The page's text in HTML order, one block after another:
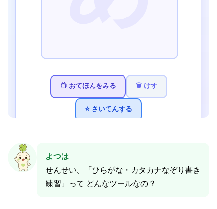
よつは
せんせい、「ひらがな・カタカナなぞり書き
練習」って どんなツールなの？